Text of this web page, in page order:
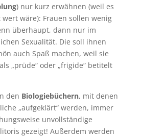
) nur kurz erwähnen (weil es
wäre): Frauen sollen wenig
überhaupt, dann nur im
Sexualität. Die soll ihnen
auch Spaß machen, weil sie
„prüde“ oder „frigide“ betitelt
den Biologiebüchern, mit denen
„aufgeklärt“ werden, immer
unvollständige
gezeigt! Außerdem werden